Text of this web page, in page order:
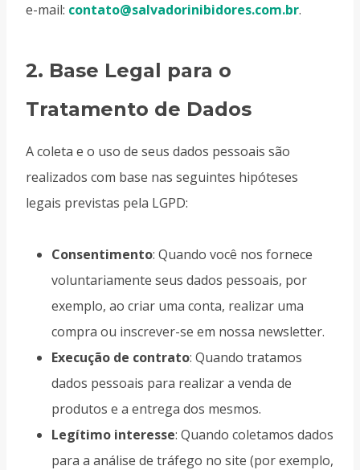
e-mail: contato@salvadorinibidores.com.br.
2. Base Legal para o
Tratamento de Dados
A coleta e o uso de seus dados pessoais são
realizados com base nas seguintes hipóteses
legais previstas pela LGPD:
Consentimento: Quando você nos fornece
voluntariamente seus dados pessoais, por
exemplo, ao criar uma conta, realizar uma
compra ou inscrever-se em nossa newsletter.
Execução de contrato: Quando tratamos
dados pessoais para realizar a venda de
produtos e a entrega dos mesmos.
Legítimo interesse: Quando coletamos dados
para a análise de tráfego no site (por exemplo,